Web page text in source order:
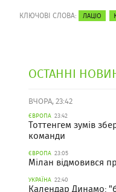
КЛЮЧОВІ СЛОВА: ЛАЦІО
ОСТАННІ
ВЧОРА, 23:42
ЄВРОПА 23:42
Тоттенгем зумів
команди
ЄВРОПА 23:05
Мілан відмовився
УКРАЇНА 22:40
Календар Динамо: